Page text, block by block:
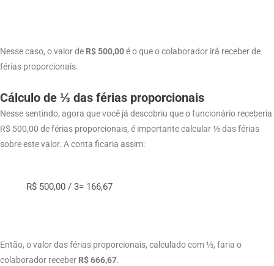
Nesse caso, o valor de R$ 500,00é o que o colaborador irá receber de
férias proporcionais.
Cálculo de ⅓ das férias proporcionais
Nesse sentindo, agora que você já descobriu que o funcionário receberia
R$ 500,00 de férias proporcionais, é importante calcular ⅓ das férias
sobre este valor. A conta ficaria assim:
R$ 500,00 / 3= 166,67
Então, o valor das férias proporcionais, calculado com ⅓, faria o
colaborador receber R$ 666,67.